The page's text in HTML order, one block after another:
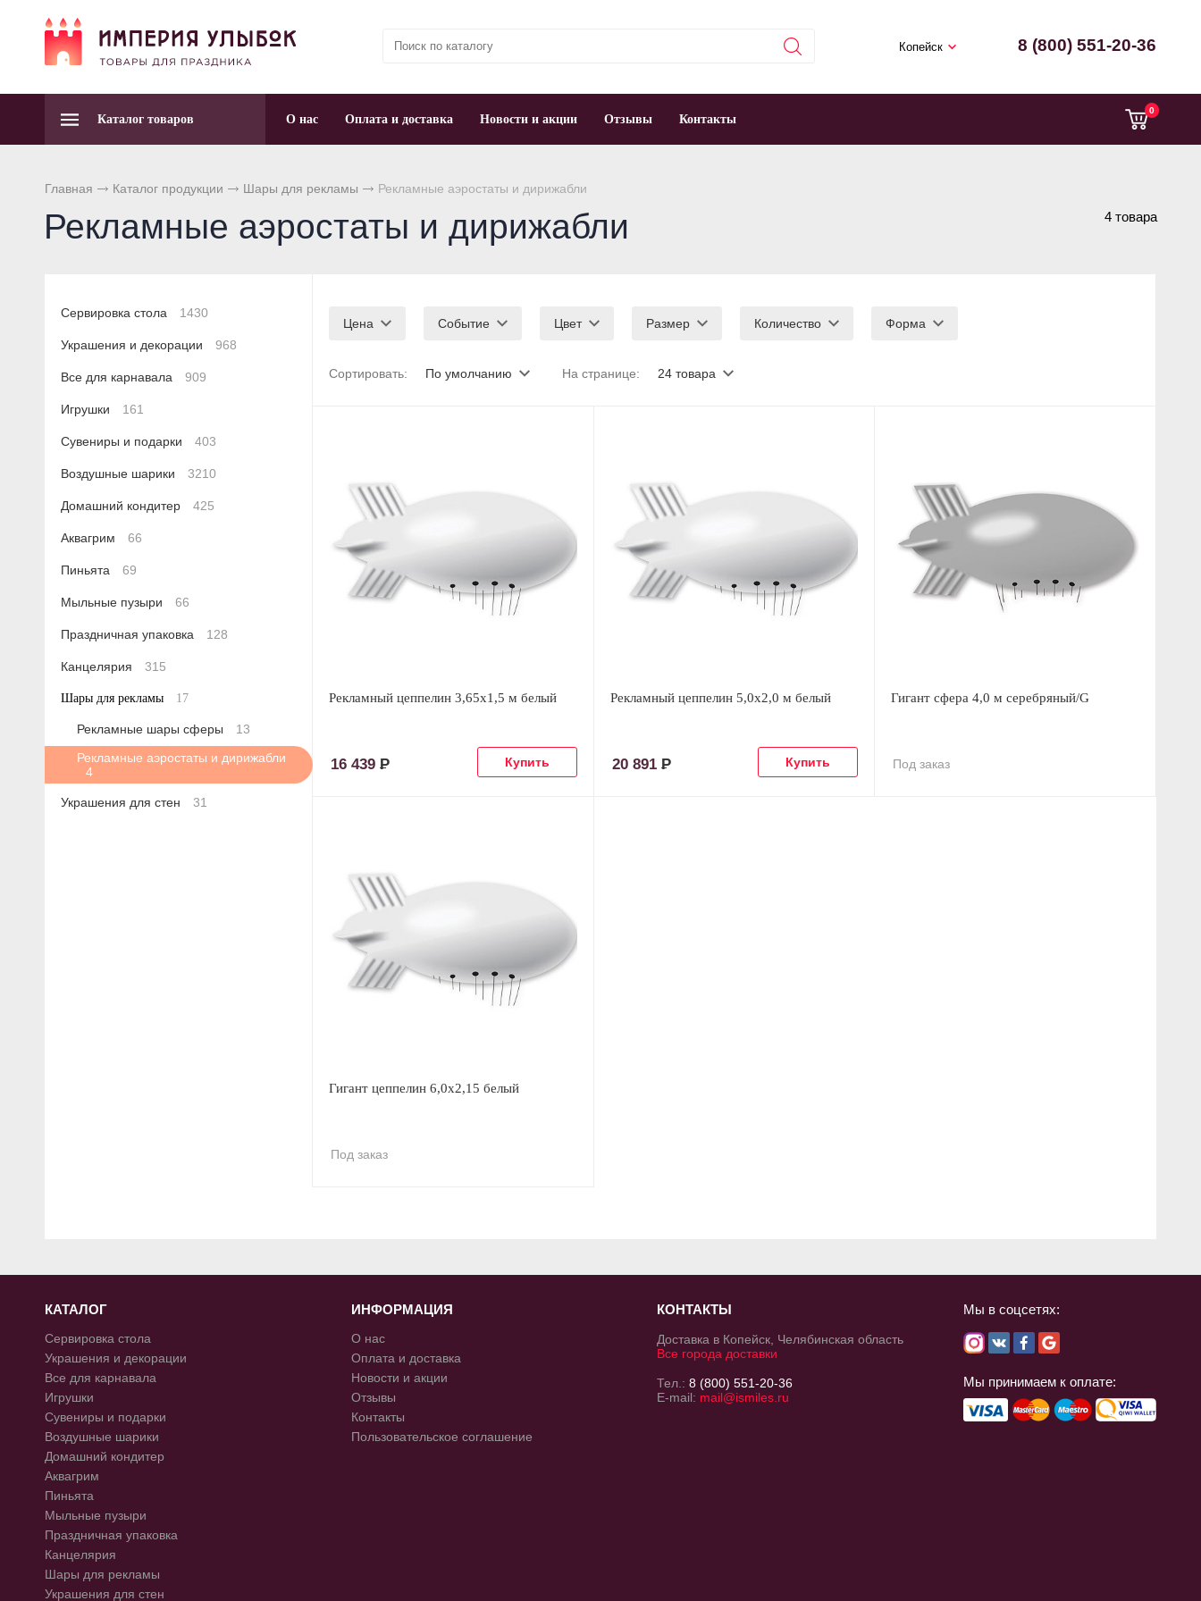
Копейск 8 (800) 551-20-36
0
Каталог товаров О нас Оплата и доставка Новости и акции Отзывы Контакты
Главная Каталог продукции Шары для рекламы Рекламные аэростаты и дирижабли
4 товара
Рекламные аэростаты и дирижабли
Цена Событие Цвет Размер Количество Форма
Сортировать: По умолчанию На странице: 24 товара
Рекламный цеппелин 3,65х1,5 м белый
16 439 Р
Рекламный цеппелин 5,0х2,0 м белый
20 891 Р
Гигант сфера 4,0 м серебряный/G
Под заказ
Гигант цеппелин 6,0х2,15 белый
Под заказ
Сервировка стола 1430
Украшения и декорации 968
Все для карнавала 909
Игрушки 161
Сувениры и подарки 403
Воздушные шарики 3210
Домашний кондитер 425
Аквагрим 66
Пиньята 69
Мыльные пузыри 66
Праздничная упаковка 128
Канцелярия 315
Шары для рекламы 17
Рекламные шары сферы
13
Рекламные аэростаты и дирижабли
4
Украшения для стен 31
КАТАЛОГ
Сервировка стола
Украшения и декорации
Все для карнавала
Игрушки
Сувениры и подарки
Воздушные шарики
Домашний кондитер
Аквагрим
Пиньята
Мыльные пузыри
Праздничная упаковка
Канцелярия
Шары для рекламы
Украшения для стен
ИНФОРМАЦИЯ
О нас
Оплата и доставка
Новости и акции
Отзывы
Контакты
Пользовательское соглашение
КОНТАКТЫ
Доставка в Копейск, Челябинская область
Все города доставки
Тел.:8 (800) 551-20-36
E-mail: mail@ismiles.ru
Мы в соцсетях:
Мы принимаем к оплате: